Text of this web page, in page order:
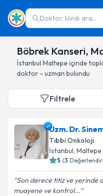
Doktor, klinik ara...
Böbrek Kanseri,
İstanbul Maltepe içinde
doktor - uzman bulundu
Filtrele
Uzm. Dr.
Tıbbi Onkoloji
İstanbul, Maltepe
5 (3
Son derece titiz ve yerinde
muayene ve kontrol...